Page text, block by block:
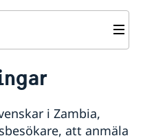
i Zambia,
att anmäla